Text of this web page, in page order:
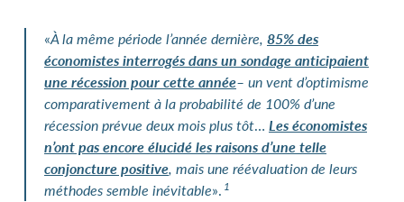
«À la même période l’année dernière, 85% des
économistes interrogés dans un sondage anticipaient
une récession pour cette année– un vent d’optimisme
comparativement à la probabilité de 100% d’une
récession prévue deux mois plus tôt… Les économistes
n’ont pas encore élucidé les raisons d’une telle
conjoncture positive, mais une réévaluation de leurs
méthodes semble inévitable». 1